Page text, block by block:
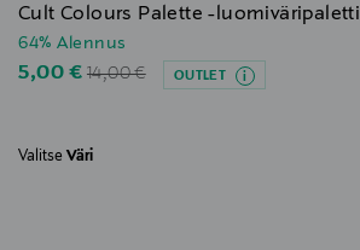
Cult Colours Palette -luomiväripaletti
64% Alennus
Discounted Price
5,00 € Original Price
14,00 € OUTLET
Valitse Väri